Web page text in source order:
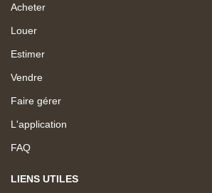
Acheter
Louer
Estimer
Vendre
Faire gérer
L'application
FAQ
LIENS UTILES